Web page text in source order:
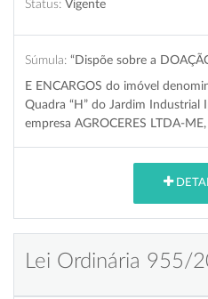
Status: Vigente
Súmula: “Dispõe sobre a
E ENCARGOS do imóvel
Quadra “H” do Jardim Industrial
empresa AGROCERES LTDA-
Lei Ordinária 955/